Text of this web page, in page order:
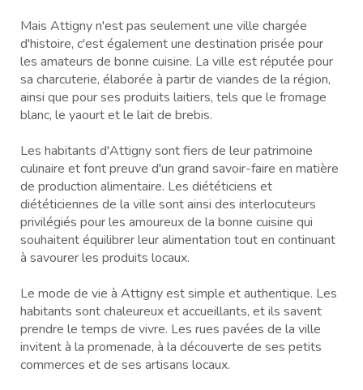
Mais Attigny n'est pas seulement une ville chargée
d'histoire, c'est également une destination prisée pour
les amateurs de bonne cuisine. La ville est réputée pour
sa charcuterie, élaborée à partir de viandes de la région,
ainsi que pour ses produits laitiers, tels que le fromage
blanc, le yaourt et le lait de brebis.
Les habitants d'Attigny sont fiers de leur patrimoine
culinaire et font preuve d'un grand savoir-faire en matière
de production alimentaire. Les diététiciens et
diététiciennes de la ville sont ainsi des interlocuteurs
privilégiés pour les amoureux de la bonne cuisine qui
souhaitent équilibrer leur alimentation tout en continuant
à savourer les produits locaux.
Le mode de vie à Attigny est simple et authentique. Les
habitants sont chaleureux et accueillants, et ils savent
prendre le temps de vivre. Les rues pavées de la ville
invitent à la promenade, à la découverte de ses petits
commerces et de ses artisans locaux.